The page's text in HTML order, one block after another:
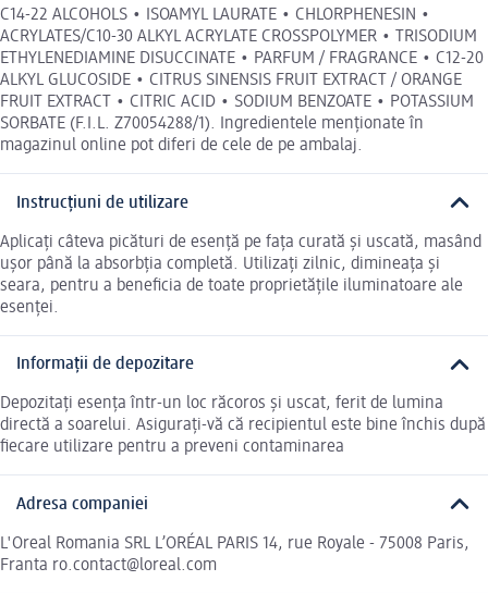
C14-22 ALCOHOLS • ISOAMYL LAURATE • CHLORPHENESIN •
ACRYLATES/C10-30 ALKYL ACRYLATE CROSSPOLYMER • TRISODIUM
ETHYLENEDIAMINE DISUCCINATE • PARFUM / FRAGRANCE • C12-20
ALKYL GLUCOSIDE • CITRUS SINENSIS FRUIT EXTRACT / ORANGE
FRUIT EXTRACT • CITRIC ACID • SODIUM BENZOATE • POTASSIUM
SORBATE (F.I.L. Z70054288/1). Ingredientele menționate în
magazinul online pot diferi de cele de pe ambalaj.
Instrucțiuni de utilizare
Aplicați câteva picături de esență pe fața curată și uscată, masând
ușor până la absorbția completă. Utilizați zilnic, dimineața și
seara, pentru a beneficia de toate proprietățile iluminatoare ale
esenței.
Informații de depozitare
Depozitați esența într-un loc răcoros și uscat, ferit de lumina
directă a soarelui. Asigurați-vă că recipientul este bine închis după
fiecare utilizare pentru a preveni contaminarea
Adresa companiei
L'Oreal Romania SRL L’ORÉAL PARIS 14, rue Royale - 75008 Paris,
Franta ro.contact@loreal.com